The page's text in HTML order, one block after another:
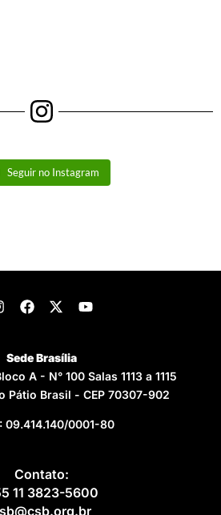
Seguir no Instagram
Sede Brasília
A - N° 100 Salas 1113 a 1115
Pátio Brasil - CEP 70307-902
09.414.140/0001-80
Contato:
11 3823-5600